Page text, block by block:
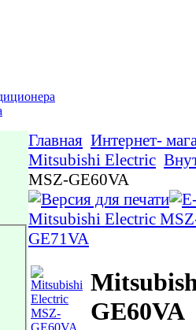
Главная Интернет-
Mitsubishi Electric
MSZ-GE60VA
Mitsubishi Electric
GE71VA
GE60VA